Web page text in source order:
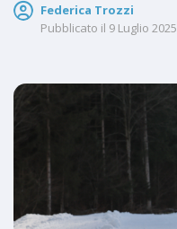
Federica Trozzi
Pubblicato il 9 Luglio 2025